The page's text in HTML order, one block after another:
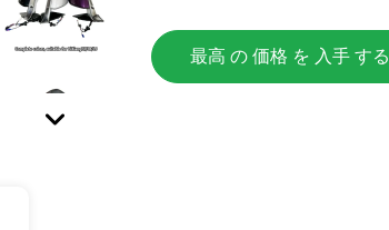
最高 の 価格 を 入手 する